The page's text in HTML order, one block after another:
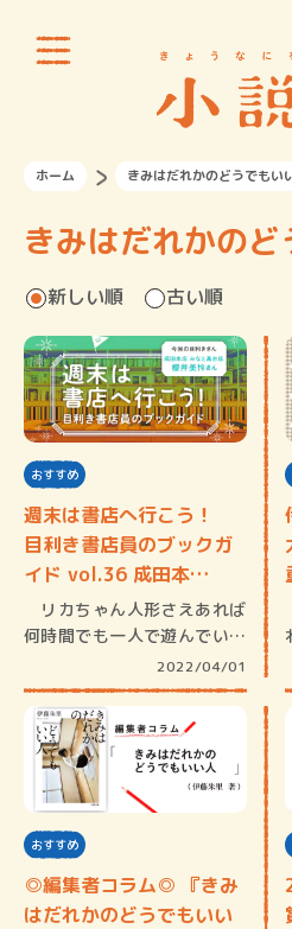
ホーム きみはだれかのどうでもい
きみはだれかの
新しい順 古い順
おすすめ
週末は書店へ行こう！
目利き書店員のブックガ
イド vol.36 成田本…
リカちゃん人形さえあれば
何時間でも一人で遊んでいら
2022/04/01
おすすめ
◎編集者コラム◎ 『きみ
はだれかのどうでもいい